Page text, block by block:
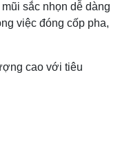
sắc nhọn dễ dàng
việc đóng cốp pha,
cao với tiêu